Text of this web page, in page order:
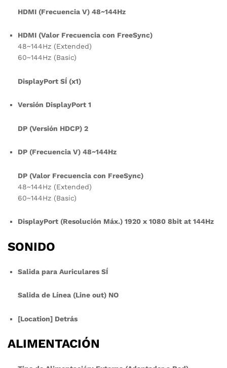
HDMI (Frecuencia V) 48~144Hz
HDMI (Valor Frecuencia con FreeSync)
48~144Hz (Extended)
60~144Hz (Basic)
DisplayPort SÍ (x1)
Versión DisplayPort 1
DP (Versión HDCP) 2
DP (Frecuencia V) 48~144Hz
DP (Valor Frecuencia con FreeSync)
48~144Hz (Extended)
60~144Hz (Basic)
DisplayPort (Resolución Máx.) 1920 x 1080 8bit at 144Hz
SONIDO
Salida para Auriculares SÍ
Salida de Línea (Line out) NO
[Location] Detrás
ALIMENTACIÓN